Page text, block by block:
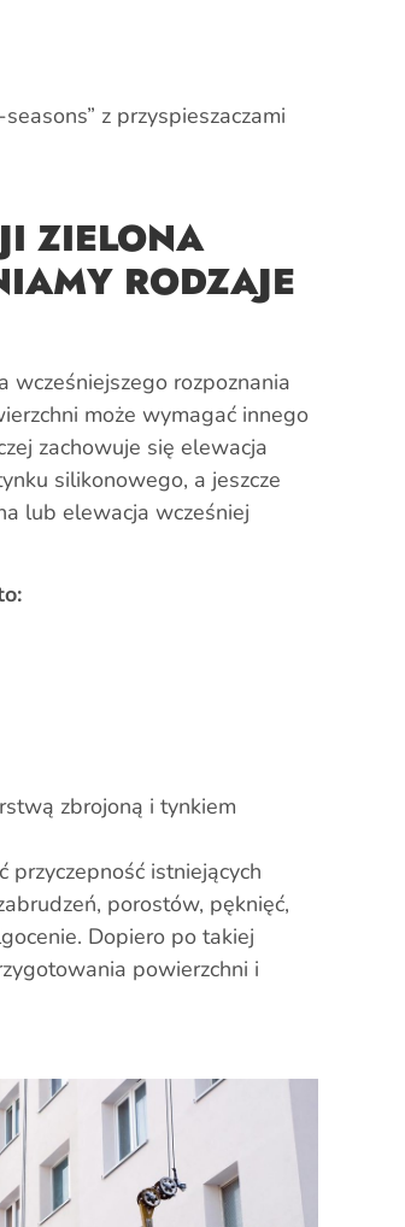
z przyspieszaczami
ZIELONA
RODZAJE
rozpoznania
może wymagać innego
zachowuje się elewacja
silikonowego, a jeszcze
lub elewacja wcześniej
zbrojoną i tynkiem
przyczepność istniejących
porostów, pęknięć,
Dopiero po takiej
powierzchni i